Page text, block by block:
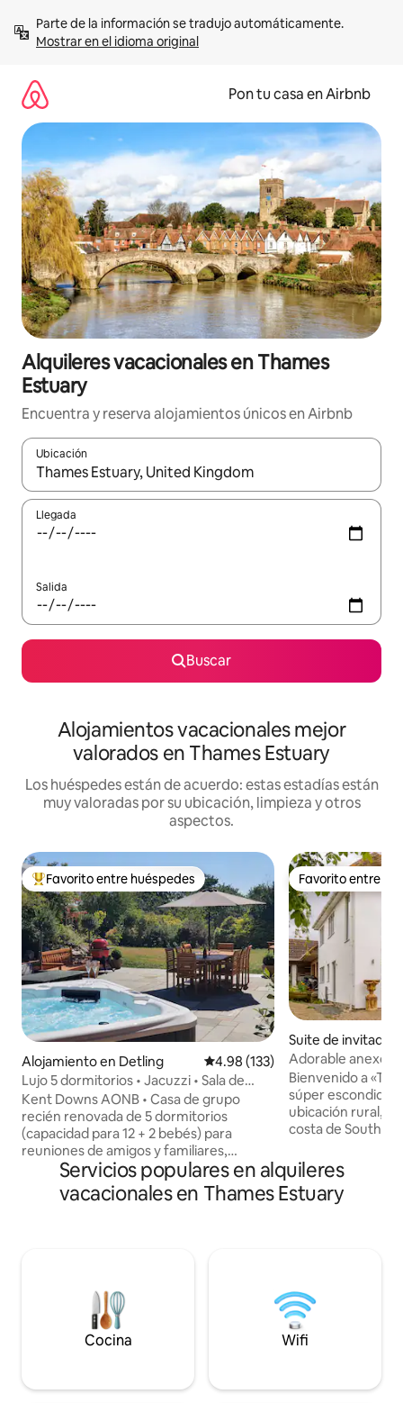
contenidoMostrar en el idioma original
Pon tu casa en Airbnb
Alquileres vacacionales en Thames
Estuary
Encuentra y reserva alojamientos únicos en Airbnb
Ubicación
Cuando los resultados estén disponibles, navega con las
Llegada
Salida
Buscar
Alojamientos vacacionales mejor
valorados en Thames Estuary
Los huéspedes están de acuerdo: estas estadías están
muy valoradas por su ubicación, limpieza y otros
aspectos.
Favorito entre huéspedes preferido
Favorito entre huéspedes
Alojamiento en Detling Calificación promedio: 4.98 de
4.98 (133)
Lujo 5 dormitorios • Jacuzzi • Sala de
juegos • Capacidad para 12 personas
Kent Downs AONB • Casa de grupo
recién renovada de 5 dormitorios
(capacidad para 12 + 2 bebés) para
reuniones de amigos y familiares,
cumpleaños y fines de semana de
jacuzzi privado con vistas durante todo
(fibra óptica de 1 GB) + Ethernet,
sábanas y toallas de lujo con calidad
hotelera, estacionamiento para
7 automóviles + cargador para vehículos
M20/M2/A249 + estación de tren
Favorito entre
Favorito entre
Suite de invitados
Benfleet
Adorable anexo
jacuzzi
Bienvenido a
súper escondida,
ubicación rural,
costa de
solo 33 millas de
la A13 y la A127.
escenario
consultar la
importantes»
sobre eventos y
Servicios populares en alquileres
vacacionales en Thames Estuary
Cocina Wifi